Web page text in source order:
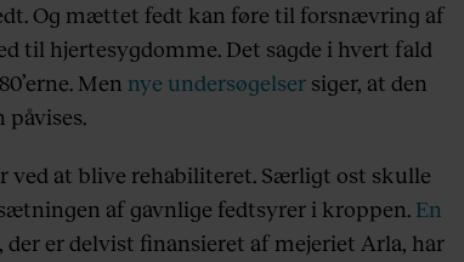
Og mættet fedt kan føre til forsnævring af
til hjertesygdomme. Det sagde i hvert fald
Men nye undersøgelser siger, at den
ved at blive rehabiliteret. Særligt ost skulle
af gavnlige fedtsyrer i kroppen. En
, der er delvist finansieret af mejeriet Arla, har